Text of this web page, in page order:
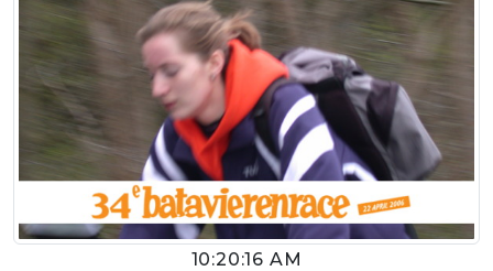
10:20:16 AM